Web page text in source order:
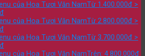
Từ 1.400.000đ >
Từ 2.800.000đ >
Từ 3.700.000đ >
Trên: 4.800.000đ